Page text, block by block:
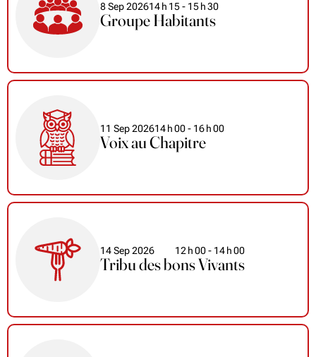
8 Sep 202614h 15- 15h30
Groupe Habitants
11 Sep 202614h00- 16h00
Voix au Chapitre
14 Sep 2026 12h00- 14h00
Tribu des bons Vivants